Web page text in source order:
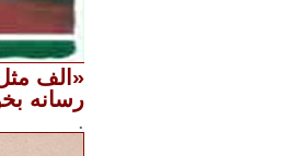
«الف مثل
رسانه
.